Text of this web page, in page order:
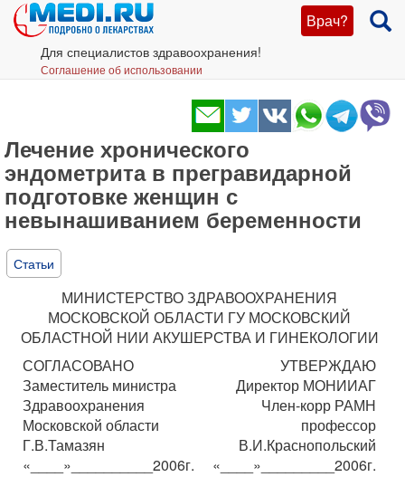
Врач?
Для специалистов здравоохранения!
Соглашение об использовании
Лечение хронического
эндометрита в прегравидарной
подготовке женщин с
невынашиванием беременности
Статьи
МИНИСТЕРСТВО ЗДРАВООХРАНЕНИЯ
МОСКОВСКОЙ ОБЛАСТИ ГУ МОСКОВСКИЙ
ОБЛАСТНОЙ НИИ АКУШЕРСТВА И ГИНЕКОЛОГИИ
СОГЛАСОВАНО
Заместитель министра
Здравоохранения
Московской области
Г.В.Тамазян
«____»__________2006г.
УТВЕРЖДАЮ
Директор МОНИИАГ
Член-корр РАМН
профессор
В.И.Краснопольский
«____»_________2006г.